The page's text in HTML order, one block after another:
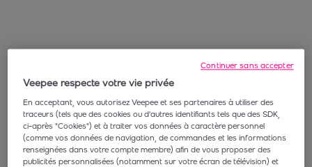
Veepee respecte votre vie privée
En acceptant, vous autorisez Veepee et ses partenaires à utiliser des
traceurs (tels que des cookies ou d'autres identifiants tels que des SDK,
ci-après "Cookies") et à traiter vos données à caractère personnel
(comme vos données de navigation, de commandes et les informations
renseignées dans votre compte membre) afin de vous proposer des
publicités personnalisées (notamment sur votre écran de télévision) et
Continuer sans accepter